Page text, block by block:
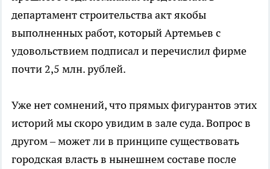
департамент строительства акт якобы
выполненных работ, который Артемьев с
удовольствием подписал и перечислил фирме
почти 2,5 млн. рублей.
Уже нет сомнений, что прямых фигурантов этих
историй мы скоро увидим в зале суда. Вопрос в
другом – может ли в принципе существовать
городская власть в нынешнем составе после